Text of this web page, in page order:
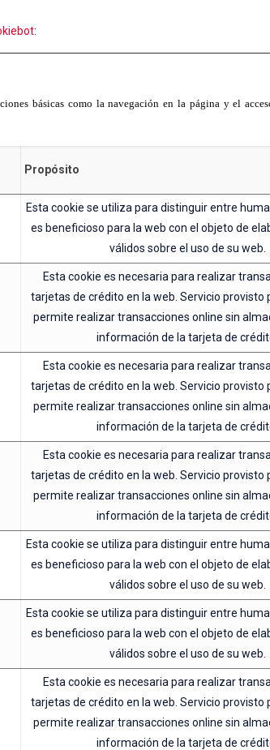
:
básicas como la navegación en la página y el
Propósito
Esta cookie se utiliza para distinguir entre
es beneficioso para la web con el objeto de
válidos sobre el uso de su web.
Esta cookie es necesaria para realizar
tarjetas de crédito en la web. Servicio provisto
permite realizar transacciones online sin
información de la tarjeta de
Esta cookie es necesaria para realizar
tarjetas de crédito en la web. Servicio provisto
permite realizar transacciones online sin
información de la tarjeta de
Esta cookie es necesaria para realizar
tarjetas de crédito en la web. Servicio provisto
permite realizar transacciones online sin
información de la tarjeta de
Esta cookie se utiliza para distinguir entre
es beneficioso para la web con el objeto de
válidos sobre el uso de su web.
Esta cookie se utiliza para distinguir entre
es beneficioso para la web con el objeto de
válidos sobre el uso de su web.
Esta cookie es necesaria para realizar
tarjetas de crédito en la web. Servicio provisto
permite realizar transacciones online sin
información de la tarjeta de